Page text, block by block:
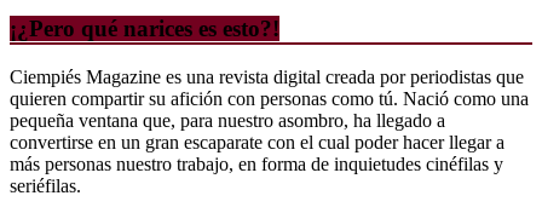
¡¿Pero qué narices es esto?!
Ciempiés Magazine es una revista digital creada por periodistas que
quieren compartir su afición con personas como tú. Nació como una
pequeña ventana que, para nuestro asombro, ha llegado a
convertirse en un gran escaparate con el cual poder hacer llegar a
más personas nuestro trabajo, en forma de inquietudes cinéfilas y
seriéfilas.